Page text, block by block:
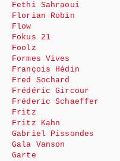
Fethi Sahraoui
Florian Robin
Flow
Fokus 21
Foolz
Formes Vives
François Hédin
Fred Sochard
Frédéric Gircour
Fréderic Schaeffer
Fritz
Fritz Kahn
Gabriel Pissondes
Gala Vanson
Garte